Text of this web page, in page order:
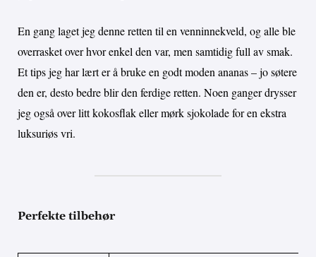
En gang laget jeg denne retten til en venninnekveld, og alle ble
overrasket over hvor enkel den var, men samtidig full av smak.
Et tips jeg har lært er å bruke en godt moden ananas – jo søtere
den er, desto bedre blir den ferdige retten. Noen ganger drysser
jeg også over litt kokosflak eller mørk sjokolade for en ekstra
luksuriøs vri.
Perfekte tilbehør